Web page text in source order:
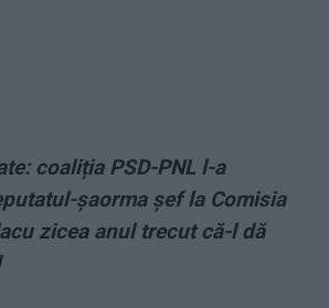
coaliția PSD-PNL l-a
șaorma șef la Comisia
zicea anul trecut că-l dă